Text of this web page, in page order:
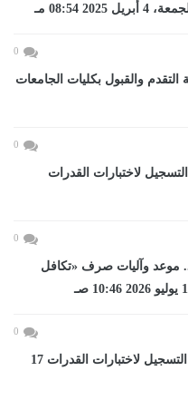
08:54 مـ
0
2026.. طريقة التقدم والقبول بكليات الجامعات
0
2026.. رابط التسجيل لاختبارات القدرات
0
جنيه.. موعد وآليات صرف «تكافل
0
تنسيق الجامعات 2026.. إتاحة التسجيل لاختبارات القدرات 17